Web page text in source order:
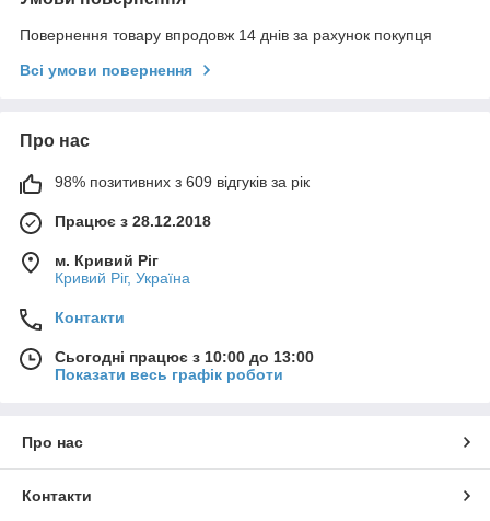
Повернення товару впродовж 14 днів за рахунок покупця
Всі умови повернення
Про нас
98% позитивних з 609 відгуків за рік
Працює з 28.12.2018
м. Кривий Ріг
Кривий Ріг, Україна
Контакти
Сьогодні працює з 10:00 до 13:00
Показати весь графік роботи
Про нас
Контакти